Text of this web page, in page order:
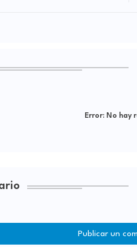
Error: No hay
Publicar un